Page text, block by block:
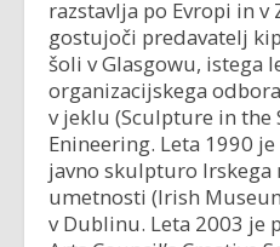
razstavlja po Evropi in v
gostujoči predavatelj
šoli v Glasgowu, istega
organizacijskega
v jeklu (Sculpture in the
Enineering. Leta 1990
javno skulpturo Irskega
umetnosti (Irish
v Dublinu. Leta 2003 je